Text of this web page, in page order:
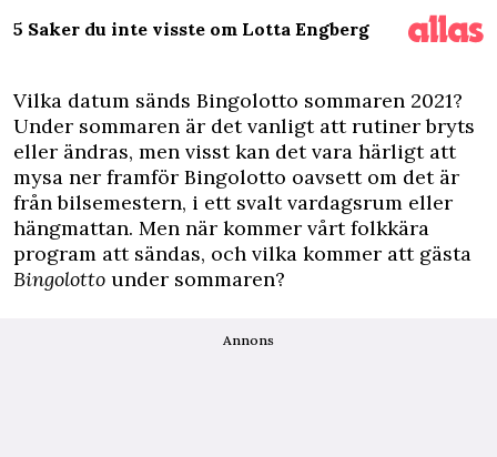
5 Saker du inte visste om Lotta Engberg
Vilka datum sänds Bingolotto sommaren 2021?
Under sommaren är det vanligt att rutiner bryts
eller ändras, men visst kan det vara härligt att
mysa ner framför Bingolotto oavsett om det är
från bilsemestern, i ett svalt vardagsrum eller
hängmattan. Men när kommer vårt folkkära
program att sändas, och vilka kommer att gästa
Bingolotto under sommaren?
Annons